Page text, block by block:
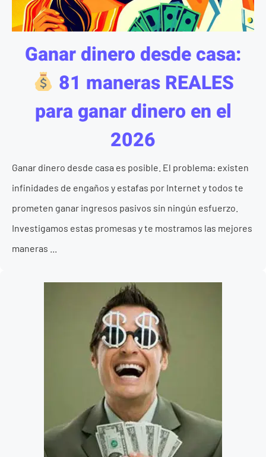
Ganar dinero desde casa:
81 maneras REALES
para ganar dinero en el
2026
Ganar dinero desde casa es posible. El problema: existen
infinidades de engaños y estafas por Internet y todos te
prometen ganar ingresos pasivos sin ningún esfuerzo.
Investigamos estas promesas y te mostramos las mejores
maneras ...